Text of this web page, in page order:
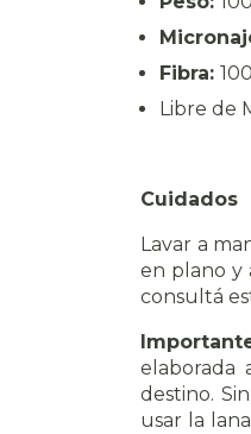
Fibra:
Libre de
Cuidados
Lavar a
en plano y
consultá
elaborada
destino.
usar la